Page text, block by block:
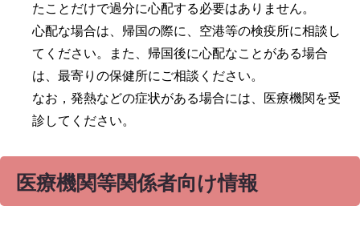
たことだけで過分に心配する必要はありません。
心配な場合は、帰国の際に、空港等の検疫所に相談し
てください。また、帰国後に心配なことがある場合
は、最寄りの保健所にご相談ください。
なお，発熱などの症状がある場合には、医療機関を受
診してください。
医療機関等関係者向け情報